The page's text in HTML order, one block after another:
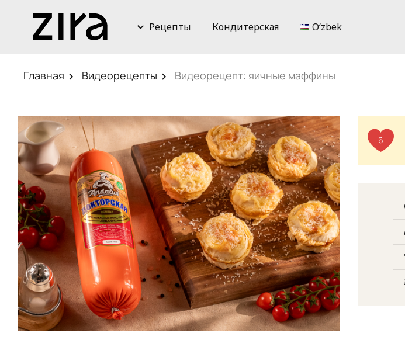
Рецепты Кондитерская Oʻzbek
Главная Видеорецепты Видеорецепт: яичные маффины
6